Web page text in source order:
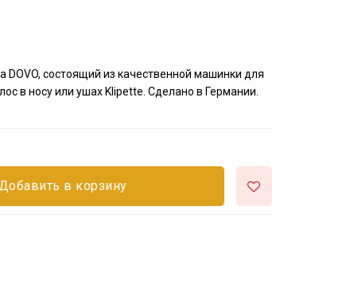
состоящий из качественной машинки для
в носу или ушах Klipette. Сделано в Германии.
в корзину